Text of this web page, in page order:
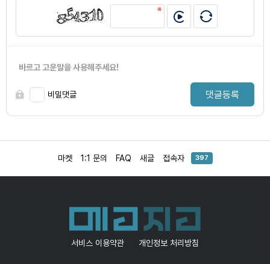
바르고 고운말을 사용해주세요!
비밀댓글 댓글등록
마켓 1:1 문의 FAQ 새글 접속자 397
서비스 이용약관 개인정보 처리방침